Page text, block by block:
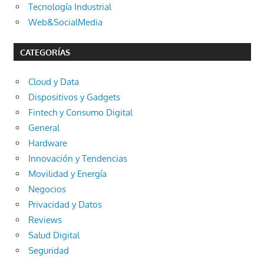
Tecnología Industrial
Web&SocialMedia
CATEGORÍAS
Cloud y Data
Dispositivos y Gadgets
Fintech y Consumo Digital
General
Hardware
Innovación y Tendencias
Movilidad y Energía
Negocios
Privacidad y Datos
Reviews
Salud Digital
Seguridad